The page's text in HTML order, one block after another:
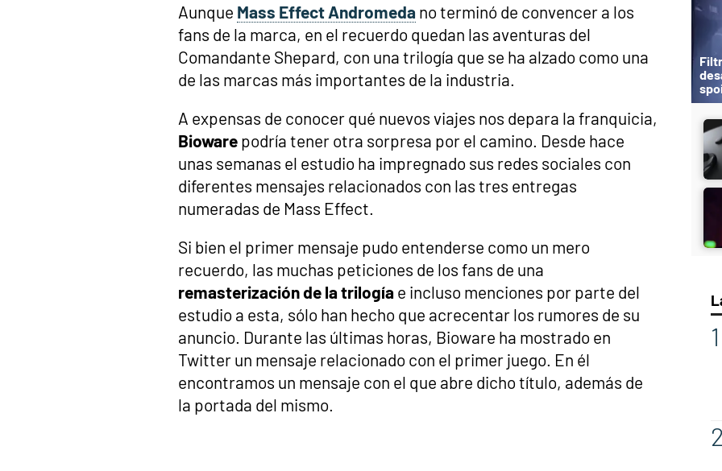
Aunque Mass Effect Andromeda no terminó de convencer a los
fans de la marca, en el recuerdo quedan las aventuras del
Comandante Shepard, con una trilogía que se ha alzado como una
de las marcas más importantes de la industria.
A expensas de conocer qué nuevos viajes nos depara la franquicia,
Bioware podría tener otra sorpresa por el camino. Desde hace
unas semanas el estudio ha impregnado sus redes sociales con
diferentes mensajes relacionados con las tres entregas
numeradas de Mass Effect.
Si bien el primer mensaje pudo entenderse como un mero
recuerdo, las muchas peticiones de los fans de una
remasterización de la trilogía e incluso menciones por parte del
estudio a esta, sólo han hecho que acrecentar los rumores de su
anuncio. Durante las últimas horas, Bioware ha mostrado en
Twitter un mensaje relacionado con el primer juego. En él
encontramos un mensaje con el que abre dicho título, además de
la portada del mismo.